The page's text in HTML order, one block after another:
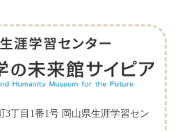
3丁目1番1号 岡山県生涯学習セン